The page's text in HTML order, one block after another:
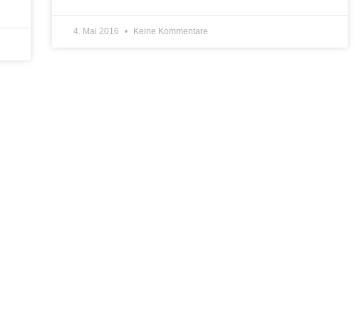
4. Mai 2016 Keine Kommentare